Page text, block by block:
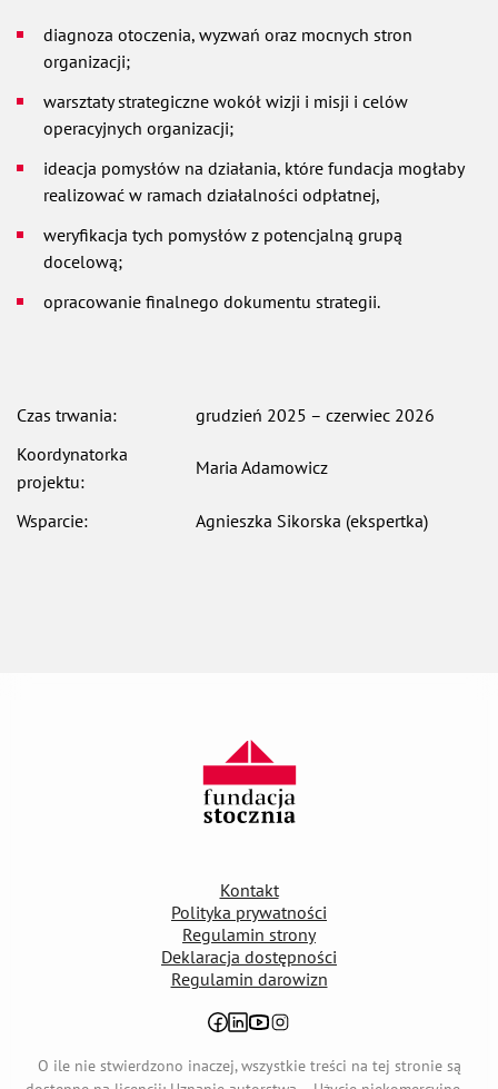
diagnoza otoczenia, wyzwań oraz mocnych stron
organizacji;
warsztaty strategiczne wokół wizji i misji i celów
operacyjnych organizacji;
ideacja pomysłów na działania, które fundacja mogłaby
realizować w ramach działalności odpłatnej,
weryfikacja tych pomysłów z potencjalną grupą
docelową;
opracowanie finalnego dokumentu strategii.
Czas trwania:
grudzień 2025 – czerwiec 2026
Koordynatorka
projektu:
Maria Adamowicz
Wsparcie: Agnieszka Sikorska (ekspertka)
Kontakt
Polityka prywatności
Regulamin strony
Deklaracja dostępności
Regulamin darowizn
otwiera się w nowej karcie
otwiera się w nowej karcie
otwiera się w nowej karcie
otwiera się w nowej karcie
O ile nie stwierdzono inaczej, wszystkie treści na tej stronie są